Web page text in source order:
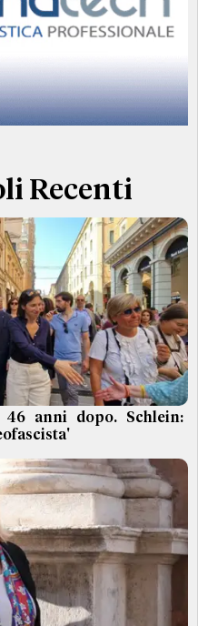
Recenti
46 anni dopo. Schlein: